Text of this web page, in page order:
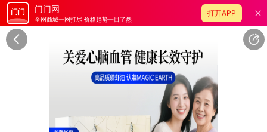
门门网
全网商城一网打尽 价格趋势一目了然
打开APP